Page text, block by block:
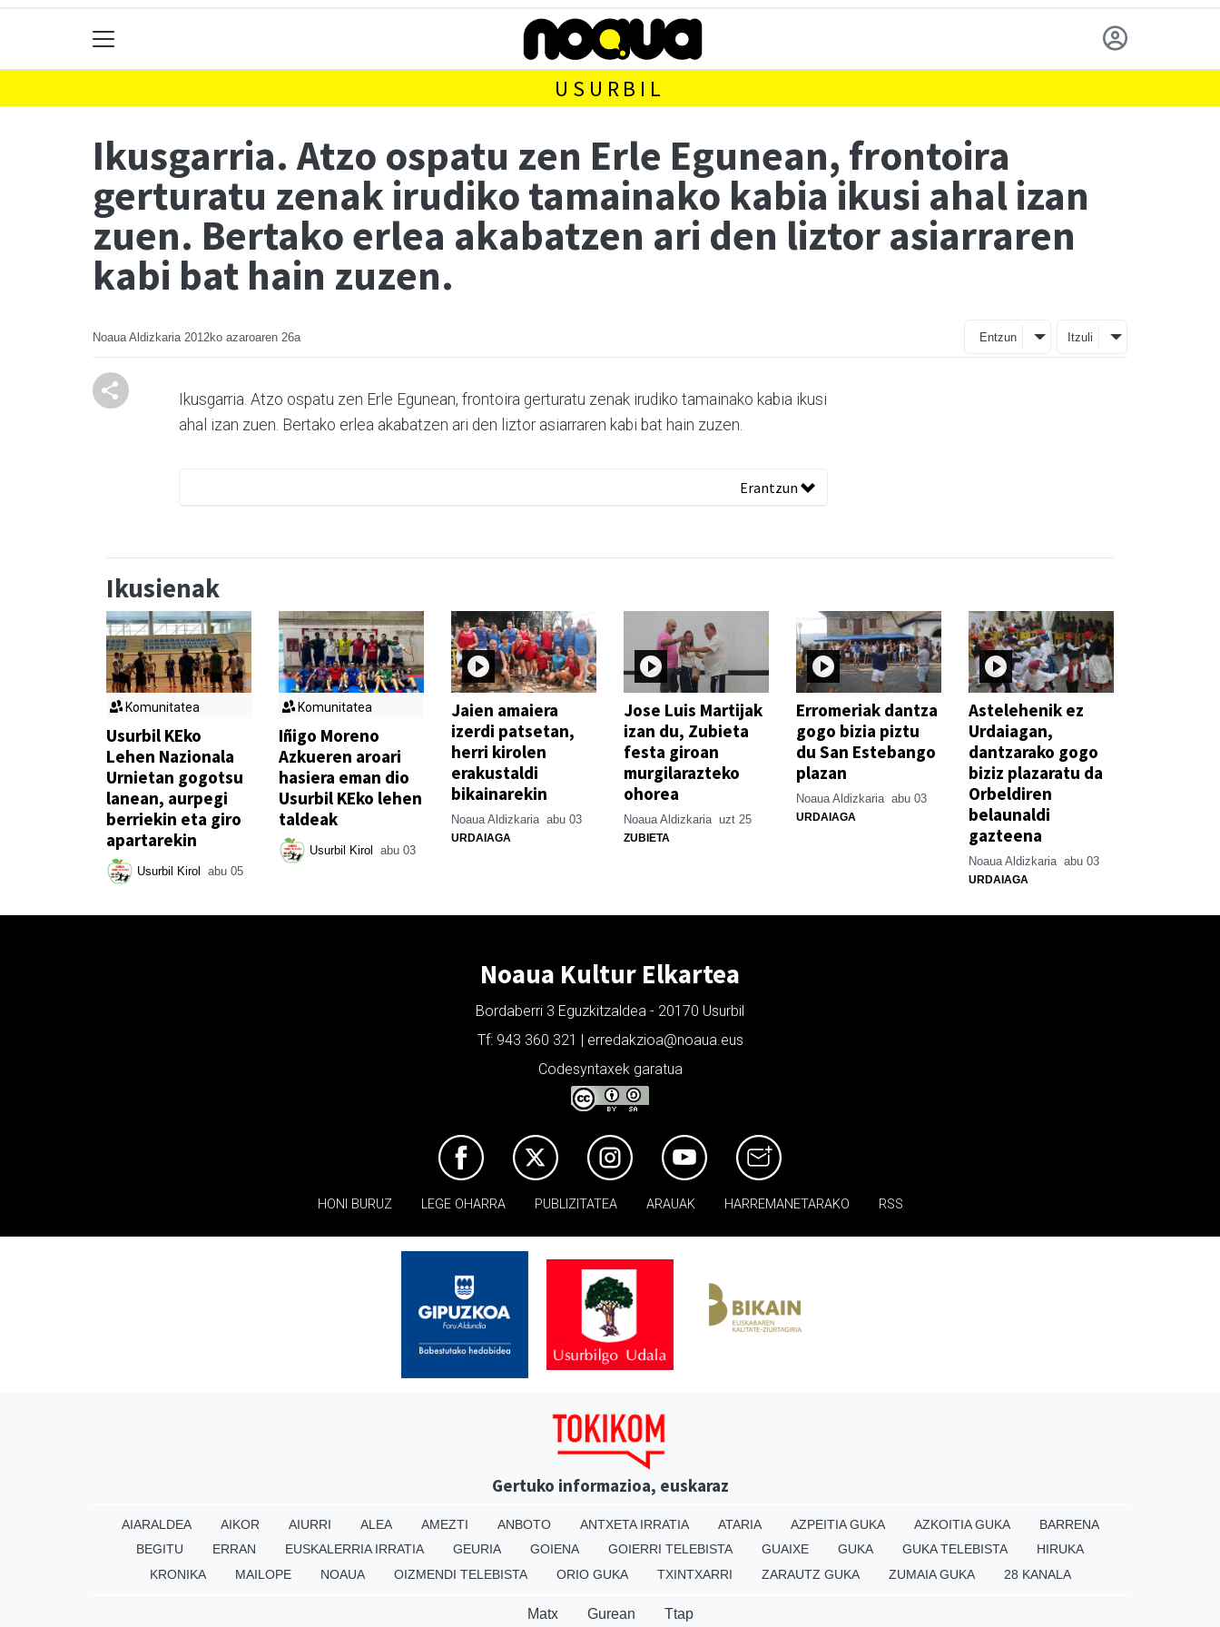
USURBIL
Ikusgarria. Atzo ospatu zen Erle Egunean, frontoira
gerturatu zenak irudiko tamainako kabia ikusi ahal izan
zuen. Bertako erlea akabatzen ari den liztor asiarraren
kabi bat hain zuzen.
Noaua Aldizkaria 2012ko azaroaren 26a Entzun Itzuli
Ikusgarria. Atzo ospatu zen Erle Egunean, frontoira gerturatu zenak irudiko tamainako kabia ikusi
ahal izan zuen. Bertako erlea akabatzen ari den liztor asiarraren kabi bat hain zuzen.
Erantzun
Ikusienak
Komunitatea
Usurbil KEko
Lehen Nazionala
Urnietan gogotsu
lanean, aurpegi
berriekin eta giro
apartarekin
Usurbil Kirol abu 05
Komunitatea
Iñigo Moreno
Azkueren aroari
hasiera eman dio
Usurbil KEko lehen
taldeak
Usurbil Kirol abu 03
Jaien amaiera
izerdi patsetan,
herri kirolen
erakustaldi
bikainarekin
Noaua Aldizkaria abu 03
URDAIAGA
Jose Luis Martijak
izan du, Zubieta
festa giroan
murgilarazteko
ohorea
Noaua Aldizkaria uzt 25
ZUBIETA
Erromeriak dantza
gogo bizia piztu
du San Estebango
plazan
Noaua Aldizkaria abu 03
URDAIAGA
Astelehenik ez
Urdaiagan,
dantzarako gogo
biziz plazaratu da
Orbeldiren
belaunaldi
gazteena
Noaua Aldizkaria abu 03
URDAIAGA
Noaua Kultur Elkartea
Bordaberri 3 Eguzkitzaldea - 20170 Usurbil
Tf: 943 360 321 | erredakzioa@noaua.eus
Codesyntaxek garatua
HONI BURUZ LEGE OHARRA PUBLIZITATEA ARAUAK HARREMANETARAKO RSS
Gertuko informazioa, euskaraz
AIARALDEA AIKOR AIURRI ALEA AMEZTI ANBOTO ANTXETA IRRATIA ATARIA AZPEITIA GUKA AZKOITIA GUKA
BARRENA
BEGITU
ERRAN EUSKALERRIA IRRATIA GEURIA GOIENA GOIERRI TELEBISTA GUAIXE GUKA GUKA TELEBISTA
HIRUKA
KRONIKA
MAILOPE NOAUA OIZMENDI TELEBISTA ORIO GUKA TXINTXARRI ZARAUTZ GUKA ZUMAIA GUKA 28 KANALA
Matx Gurean Ttap